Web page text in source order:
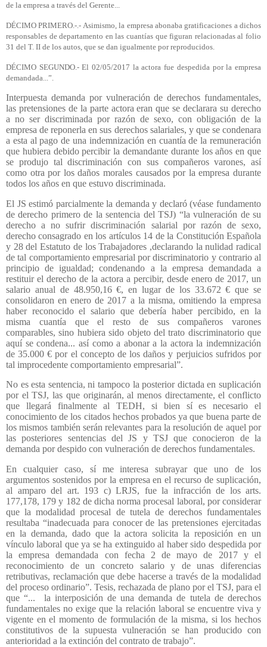
de la empresa a través del Gerente...
DÉCIMO PRIMERO.-.- Asimismo, la empresa abonaba gratificaciones a dichos
responsables de departamento en las cuantías que figuran relacionadas al folio
31 del T. II de los autos, que se dan igualmente por reproducidos.
DÉCIMO SEGUNDO.- El 02/05/2017 la actora fue despedida por la empresa
demandada...”.
Interpuesta demanda por vulneración de derechos fundamentales,
las pretensiones de la parte actora eran que se declarara su derecho
a no ser discriminada por razón de sexo, con obligación de la
empresa de reponerla en sus derechos salariales, y que se condenara
a esta al pago de una indemnización en cuantía de la remuneración
que hubiera debido percibir la demandante durante los años en que
se produjo tal discriminación con sus compañeros varones, así
como otra por los daños morales causados por la empresa durante
todos los años en que estuvo discriminada.
El JS estimó parcialmente la demanda y declaró (véase fundamento
de derecho primero de la sentencia del TSJ) “la vulneración de su
derecho a no sufrir discriminación salarial por razón de sexo,
derecho consagrado en los artículos 14 de la Constitución Española
y 28 del Estatuto de los Trabajadores ,declarando la nulidad radical
de tal comportamiento empresarial por discriminatorio y contrario al
principio de igualdad; condenando a la empresa demandada a
restituir el derecho de la actora a percibir, desde enero de 2017, un
salario anual de 48.950,16 €, en lugar de los 33.672 € que se
consolidaron en enero de 2017 a la misma, omitiendo la empresa
haber reconocido el salario que debería haber percibido, en la
misma cuantía que el resto de sus compañeros varones
comparables, sino hubiera sido objeto del trato discriminatorio que
aquí se condena... así como a abonar a la actora la indemnización
de 35.000 € por el concepto de los daños y perjuicios sufridos por
tal improcedente comportamiento empresarial”.
No es esta sentencia, ni tampoco la posterior dictada en suplicación
por el TSJ, las que originarán, al menos directamente, el conflicto
que llegará finalmente al TEDH, si bien sí es necesario el
conocimiento de los citados hechos probados ya que buena parte de
los mismos también serán relevantes para la resolución de aquel por
las posteriores sentencias del JS y TSJ que conocieron de la
demanda por despido con vulneración de derechos fundamentales.
En cualquier caso, sí me interesa subrayar que uno de los
argumentos sostenidos por la empresa en el recurso de suplicación,
al amparo del art. 193 c) LRJS, fue la infracción de los arts.
177,178, 179 y 182 de dicha norma procesal laboral, por considerar
que la modalidad procesal de tutela de derechos fundamentales
resultaba “inadecuada para conocer de las pretensiones ejercitadas
en la demanda, dado que la actora solicita la reposición en un
vínculo laboral que ya se ha extinguido al haber sido despedida por
la empresa demandada con fecha 2 de mayo de 2017 y el
reconocimiento de un concreto salario y de unas diferencias
retributivas, reclamación que debe hacerse a través de la modalidad
del proceso ordinario”. Tesis, rechazada de plano por el TSJ, para el
que “...
la interposición de una demanda de tutela de derechos
fundamentales no exige que la relación laboral se encuentre viva y
vigente en el momento de formulación de la misma, si los hechos
constitutivos de la supuesta vulneración se han producido con
anterioridad a la extinción del contrato de trabajo”.